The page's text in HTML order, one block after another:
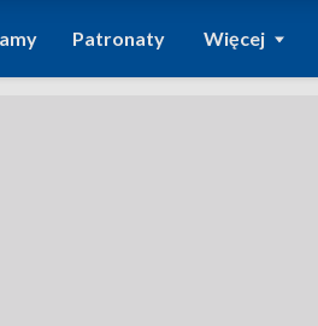
Patronaty Więcej